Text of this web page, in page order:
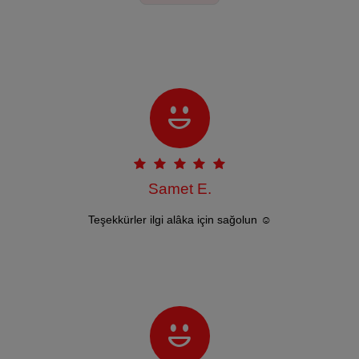
Samet E.
Teşekkürler ilgi alâka için sağolun ☺️